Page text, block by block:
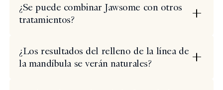
¿Se puede combinar Jawsome con otros
tratamientos?
¿Los resultados del relleno de la línea de
la mandíbula se verán naturales?